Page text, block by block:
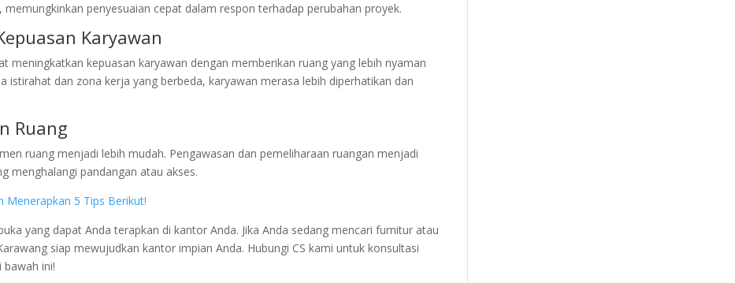
penyesuaian cepat dalam respon terhadap perubahan proyek.
Karyawan
meningkatkan kepuasan karyawan dengan memberikan ruang yang lebih nyaman
istirahat dan zona kerja yang berbeda, karyawan merasa lebih diperhatikan dan
Ruang
ruang menjadi lebih mudah. Pengawasan dan pemeliharaan ruangan menjadi
menghalangi pandangan atau akses.
Menerapkan 5 Tips Berikut!
yang dapat Anda terapkan di kantor Anda. Jika Anda sedang mencari furnitur atau
siap mewujudkan kantor impian Anda. Hubungi CS kami untuk konsultasi
ini!